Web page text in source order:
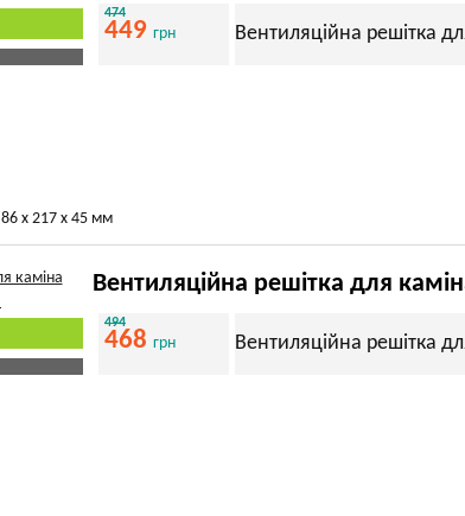
474
449 грн Вентиляційна решітка
х 217 х 45 мм
Вентиляційна решітка для
494
468 грн Вентиляційна решітка